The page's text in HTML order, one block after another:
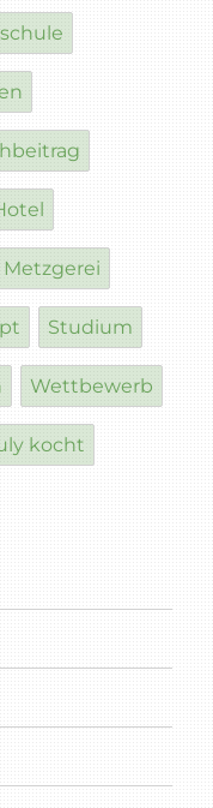
Metzgerei
Studium
Wettbewerb
kocht